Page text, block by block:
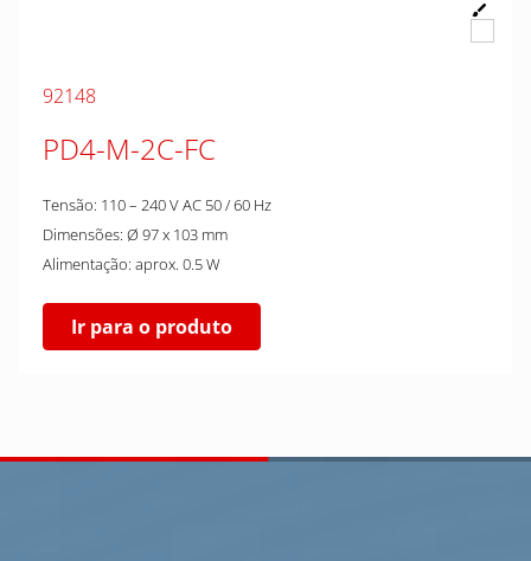
92148
PD4-M-2C-FC
Tensão: 110 – 240 V AC 50 / 60 Hz
Dimensões: Ø 97 x 103 mm
Alimentação: aprox. 0.5 W
Ir para o produto